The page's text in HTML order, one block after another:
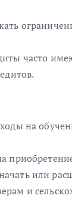
часто
на
или
и